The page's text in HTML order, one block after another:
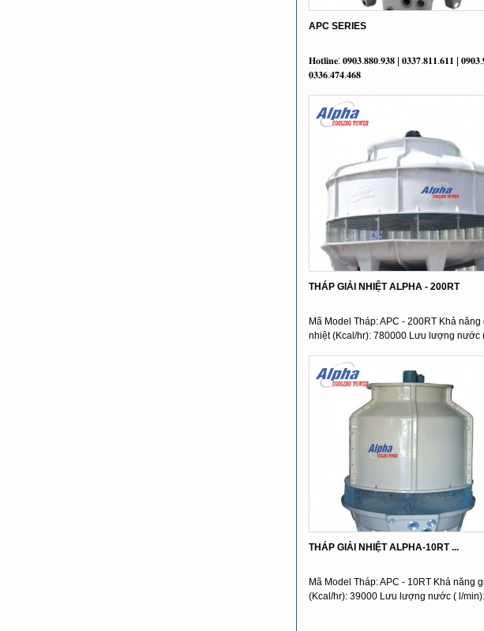
APC SERIES
𝐇𝐨𝐭𝐥𝐢𝐧𝐞: 𝟎𝟗𝟎𝟑.𝟖𝟖𝟎.𝟗𝟑𝟖 | 𝟎𝟑𝟑𝟕.𝟖𝟏𝟏.𝟔𝟏𝟏 |
𝟎𝟑𝟑𝟔.𝟒𝟕𝟒.𝟒𝟔𝟖
THÁP GIẢI NHIỆT ALPHA - 200RT
Mã Model Tháp: APC - 200RT Khả năng
nhiệt (Kcal/hr): 780000 Lưu lượng nước
THÁP GIẢI NHIỆT ALPHA-10RT ...
Mã Model Tháp: APC - 10RT Khả năng
(Kcal/hr): 39000 Lưu lượng nước ( l/min):